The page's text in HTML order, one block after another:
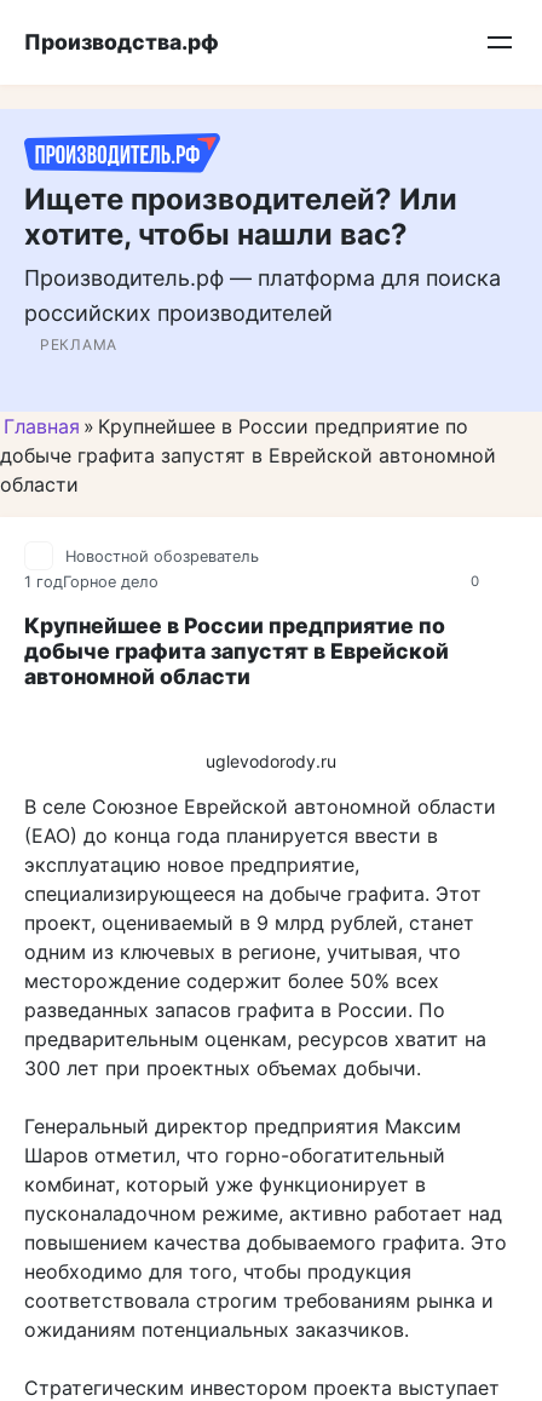
Подписывайтесь на нас в MAX
Производства.рф
Ищете производителей? Или
хотите, чтобы нашли вас?
Производитель.рф — платформа для поиска
российских производителей
РЕКЛАМА
Главная » Крупнейшее в России предприятие по
добыче графита запустят в Еврейской автономной
области
0
Новостной обозреватель
1 годГорное дело
Крупнейшее в России предприятие по
добыче графита запустят в Еврейской
автономной области
uglevodorody.ru
В селе Союзное Еврейской автономной области
(ЕАО) до конца года планируется ввести в
эксплуатацию новое предприятие,
специализирующееся на добыче графита. Этот
проект, оцениваемый в 9 млрд рублей, станет
одним из ключевых в регионе, учитывая, что
месторождение содержит более 50% всех
разведанных запасов графита в России. По
предварительным оценкам, ресурсов хватит на
300 лет при проектных объемах добычи.
Генеральный директор предприятия Максим
Шаров отметил, что горно-обогатительный
комбинат, который уже функционирует в
пусконаладочном режиме, активно работает над
повышением качества добываемого графита. Это
необходимо для того, чтобы продукция
соответствовала строгим требованиям рынка и
ожиданиям потенциальных заказчиков.
Стратегическим инвестором проекта выступает